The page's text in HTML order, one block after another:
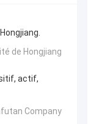
de Hongjiang
actif,
Company